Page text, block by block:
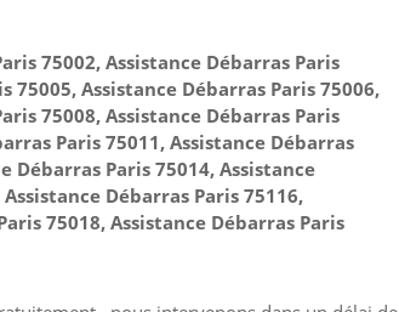
75002, Assistance Débarras Paris
75005, Assistance Débarras Paris 75006,
75008, Assistance Débarras Paris
Paris 75011, Assistance Débarras
Débarras Paris 75014, Assistance
Débarras Paris 75116,
75018, Assistance Débarras Paris